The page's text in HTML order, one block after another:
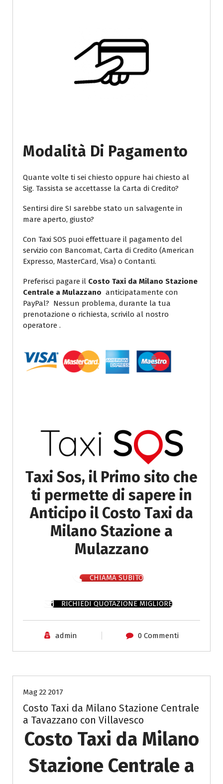
Modalità Di Pagamento
Quante volte ti sei chiesto oppure hai chiesto al
Sig. Tassista se accettasse la Carta di Credito?
Sentirsi dire SI sarebbe stato un salvagente in
mare aperto, giusto?
Con Taxi SOS puoi effettuare il pagamento del
servizio con Bancomat, Carta di Credito (American
Expresso, MasterCard, Visa) o Contanti.
Preferisci pagare il Costo Taxi da Milano Stazione
Centrale a Mulazzano anticipatamente con
PayPal? Nessun problema, durante la tua
prenotazione o richiesta, scrivilo al nostro
operatore .
Taxi Sos, il Primo sito che
ti permette di sapere in
Anticipo il Costo Taxi da
Milano Stazione a
Mulazzano
CHIAMA SUBITO
RICHIEDI QUOTAZIONE MIGLIORE
admin 0 Commenti
Mag 22 2017
Costo Taxi da Milano Stazione Centrale
a Tavazzano con Villavesco
Costo Taxi da Milano
Stazione Centrale a